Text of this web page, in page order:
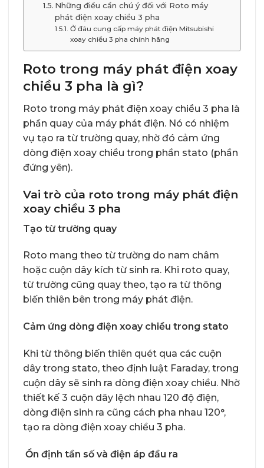
Những điều cần chú ý đối với Roto máy
phát điện xoay chiều 3 pha
Ở đâu cung cấp máy phát điện Mitsubishi
xoay chiều 3 pha chính hãng
Roto trong máy phát điện xoay
chiều 3 pha là gì?
Roto trong máy phát điện xoay chiều 3 pha là
phần quay của máy phát điện. Nó có nhiệm
vụ tạo ra từ trường quay, nhờ đó cảm ứng
dòng điện xoay chiều trong phần stato (phần
đứng yên).
Vai trò của roto trong máy phát điện
xoay chiều 3 pha
Tạo từ trường quay
Roto mang theo từ trường do nam châm
hoặc cuộn dây kích từ sinh ra. Khi roto quay,
từ trường cũng quay theo, tạo ra từ thông
biến thiên bên trong máy phát điện.
Cảm ứng dòng điện xoay chiều trong stato
Khi từ thông biến thiên quét qua các cuộn
dây trong stato, theo định luật Faraday, trong
cuộn dây sẽ sinh ra dòng điện xoay chiều. Nhờ
thiết kế 3 cuộn dây lệch nhau 120 độ điện,
dòng điện sinh ra cũng cách pha nhau 120°,
tạo ra dòng điện xoay chiều 3 pha.
Ổn định tần số và điện áp đầu ra